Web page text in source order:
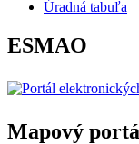
Úradná tabuľa
ESMAO
Mapový